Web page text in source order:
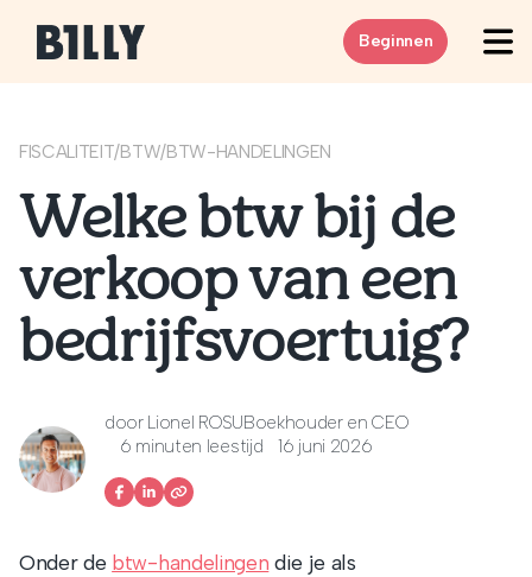
Beginnen
FISCALITEIT/BTW/BTW-HANDELINGEN
Welke btw bij de
verkoop van een
bedrijfsvoertuig?
door Lionel ROSUBoekhouder en CEO
6 minuten leestijd
16 juni 2026
Onder de btw-handelingen die je als